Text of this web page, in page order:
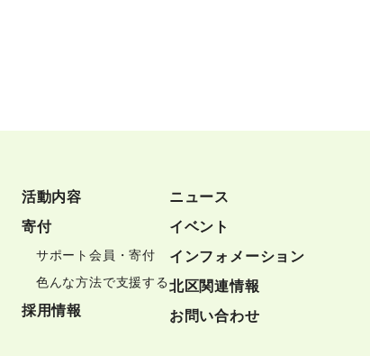
活動内容
寄付
サポート会員・寄付
色んな方法で支援する
採用情報
ニュース
イベント
インフォメーション
北区関連情報
お問い合わせ